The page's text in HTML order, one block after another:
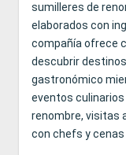
sumilleres de
elaborados con
compañía ofrece
descubrir
gastronómico
eventos culinarios
renombre, visitas
con chefs y